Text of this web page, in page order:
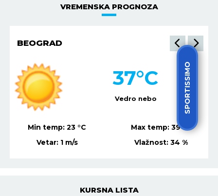
SPORTISSIMO
VREMENSKA PROGNOZA
BEOGRAD
Vedro nebo
37°C
Min temp:23 °C Max temp: 39 °C
Vetar: 1 m/s Vlažnost: 34 %
KURSNA LISTA